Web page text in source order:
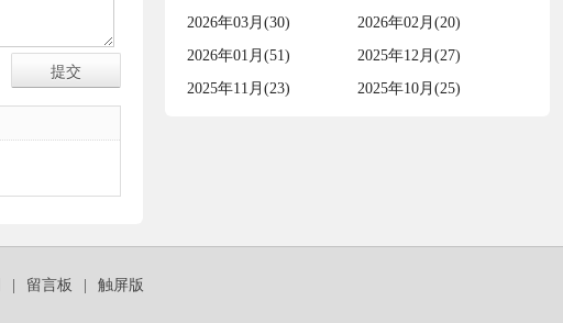
2026年03月(30)
2026年02月(20)
2026年01月(51)
2025年12月(27)
2025年11月(23)
2025年10月(25)
留言板
触屏版